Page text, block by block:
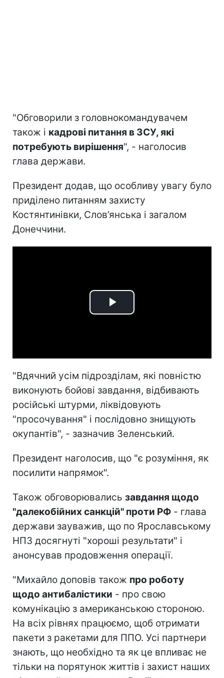
"Обговорили з головнокомандувачем
також і кадрові питання в ЗСУ, які
потребують вирішення", - наголосив
глава держави.
Президент додав, що особливу увагу було
приділено питанням захисту
Костянтинівки, Слов’янська і загалом
Донеччини.
Play
"Вдячний усім підрозділам, які повністю
виконують бойові завдання, відбивають
російські штурми, ліквідовують
"просочування" і послідовно знищують
окупантів", - зазначив Зеленський.
Президент наголосив, що "є розуміння, як
посилити напрямок".
Також обговорювались завдання щодо
"далекобійних санкцій" проти РФ - глава
держави зауважив, що по Ярославському
НПЗ досягнуті "хороші результати" і
анонсував продовження операції.
"Михайло доповів також про роботу
щодо антибалістики - про свою
комунікацію з американською стороною.
На всіх рівнях працюємо, щоб отримати
пакети з ракетами для ППО. Усі партнери
знають, що необхідно та як це впливає не
тільки на порятунок життів і захист наших